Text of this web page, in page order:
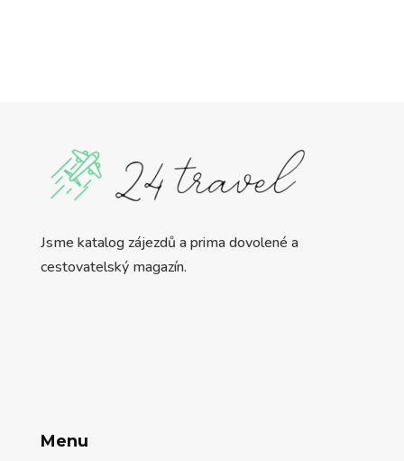
Jsme katalog zájezdů a prima dovolené a
cestovatelský magazín.
Menu